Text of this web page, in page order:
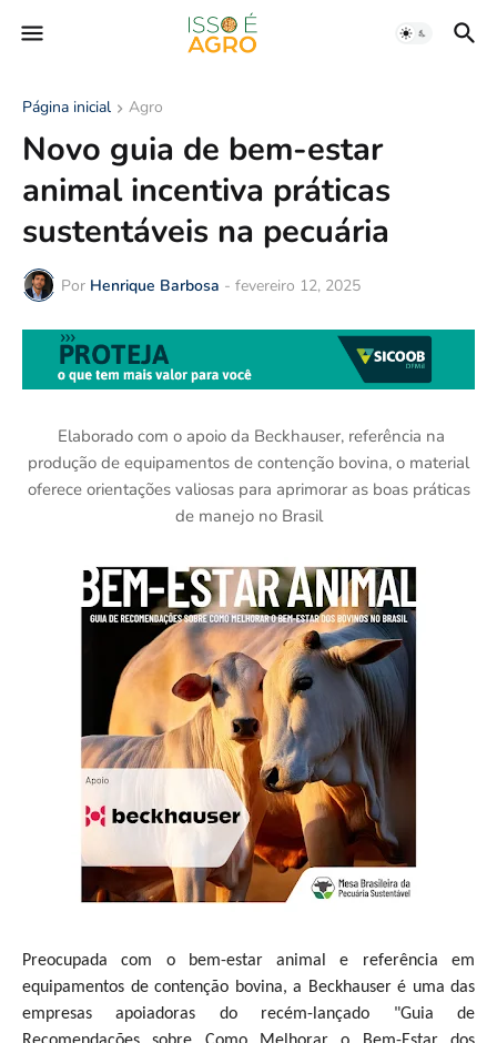
Página inicial Agro
Novo guia de bem-estar
animal incentiva práticas
sustentáveis na pecuária
Por Henrique Barbosa - fevereiro 12, 2025
Elaborado com o apoio da Beckhauser, referência na
produção de equipamentos de contenção bovina, o material
oferece orientações valiosas para aprimorar as boas práticas
de manejo no Brasil
Preocupada com o bem-estar animal e referência em
equipamentos de contenção bovina, a Beckhauser é uma das
empresas apoiadoras do recém-lançado "Guia de